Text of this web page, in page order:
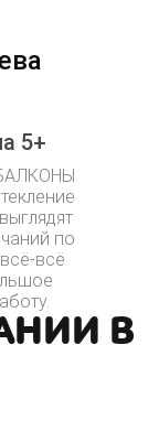
5+
по
всё
В